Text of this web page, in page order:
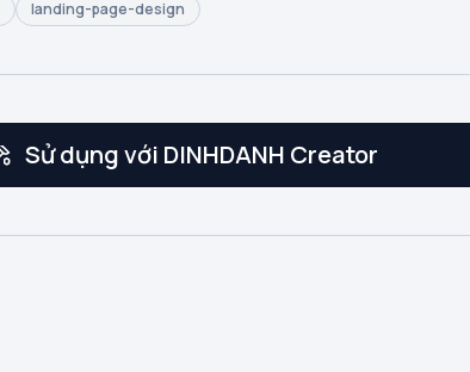
landing-page-design
Sử dụng với DINHDANH Creator